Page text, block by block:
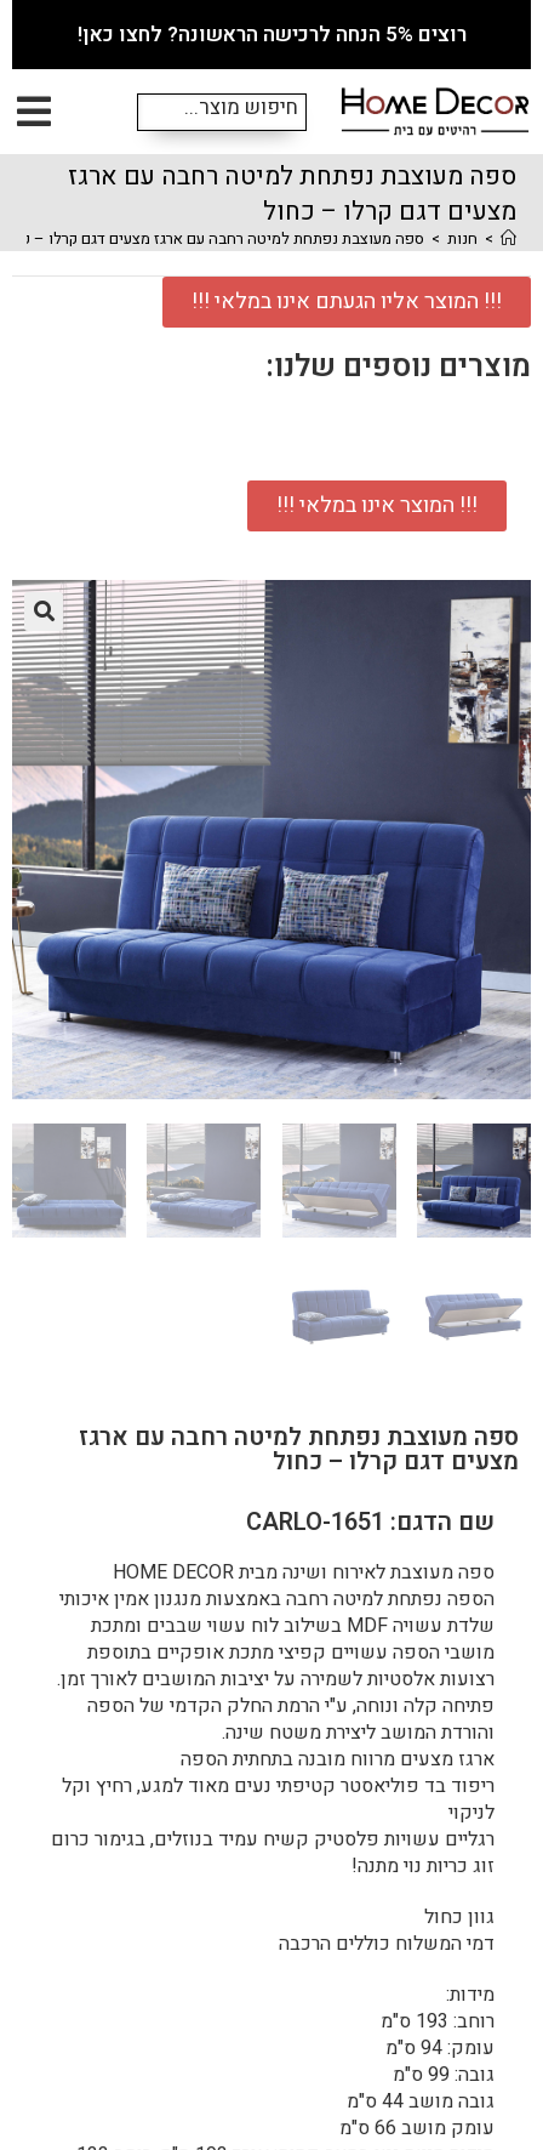
רוצים 5% הנחה לרכישה הראשונה? לחצו כאן!
ספה מעוצבת נפתחת למיטה רחבה עם ארגז
מצעים דגם קרלו – כחול
> חנות > ספה מעוצבת נפתחת למיטה רחבה עם ארגז מצעים דגם קרלו –
!!! המוצר אליו הגעתם אינו במלאי !!!
מוצרים נוספים שלנו:
!!! המוצר אינו במלאי !!!
ספה מעוצבת נפתחת למיטה רחבה עם ארגז
מצעים דגם קרלו – כחול
שם הדגם: CARLO-1651
ספה מעוצבת לאירוח ושינה מבית HOME DECOR
הספה נפתחת למיטה רחבה באמצעות מנגנון אמין איכותי
שלדת עשויה MDF בשילוב לוח עשוי שבבים ומתכת
מושבי הספה עשויים קפיצי מתכת אופקיים בתוספת
רצועות אלסטיות לשמירה על יציבות המושבים לאורך זמן.
פתיחה קלה ונוחה, ע"י הרמת החלק הקדמי של הספה
והורדת המושב ליצירת משטח שינה.
ארגז מצעים מרווח מובנה בתחתית הספה
ריפוד בד פוליאסטר קטיפתי נעים מאוד למגע, רחיץ וקל
לניקוי
רגליים עשויות פלסטיק קשיח עמיד בנוזלים, בגימור כרום
זוג כריות נוי מתנה!
גוון כחול
דמי המשלוח כוללים הרכבה
מידות:
רוחב: 193 ס"מ
עומק: 94 ס"מ
גובה: 99 ס"מ
גובה מושב 44 ס"מ
עומק מושב 66 ס"מ